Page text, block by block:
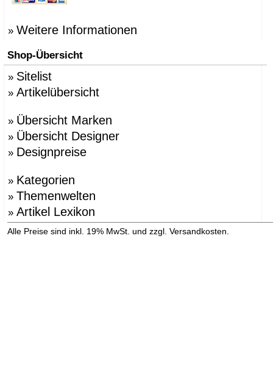
» Weitere Informationen
Shop-Übersicht
» Sitelist
» Artikelübersicht
» Übersicht Marken
» Übersicht Designer
» Designpreise
» Kategorien
» Themenwelten
» Artikel Lexikon
Alle Preise sind inkl. 19% MwSt. und zzgl. Versandkosten.